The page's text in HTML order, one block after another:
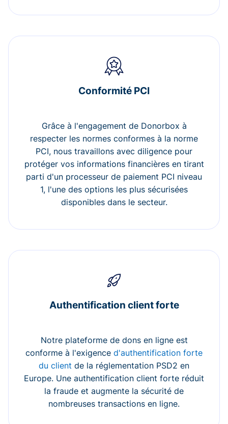
Conformité PCI
Grâce à l'engagement de Donorbox à
respecter les normes conformes à la norme
PCI, nous travaillons avec diligence pour
protéger vos informations financières en tirant
parti d'un processeur de paiement PCI niveau
1, l'une des options les plus sécurisées
disponibles dans le secteur.
Authentification client forte
Notre plateforme de dons en ligne est
conforme à l'exigence d'authentification forte
du client de la réglementation PSD2 en
Europe. Une authentification client forte réduit
la fraude et augmente la sécurité de
nombreuses transactions en ligne.